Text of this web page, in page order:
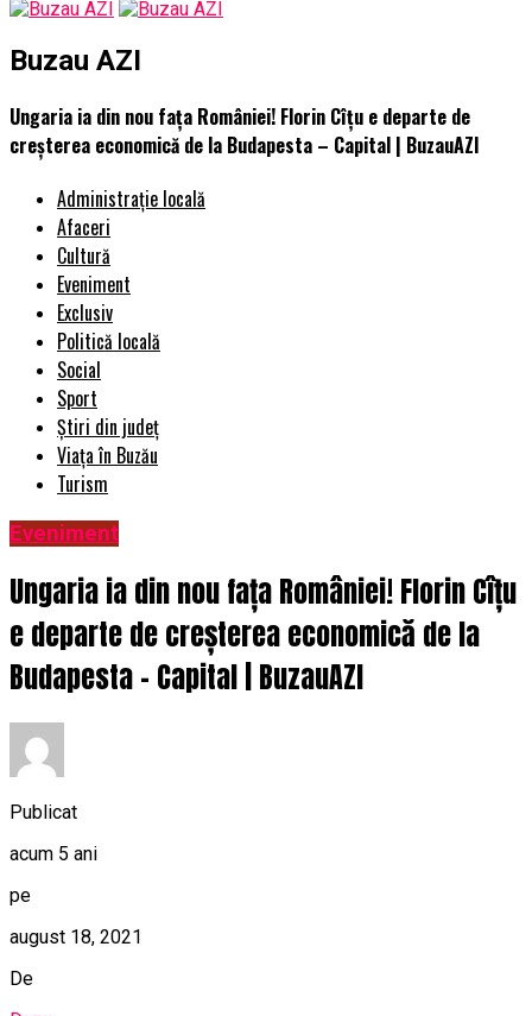
Buzau AZI
Ungaria ia din nou fața României! Florin Cîțu e departe de
creșterea economică de la Budapesta – Capital | BuzauAZI
Administrație locală
Afaceri
Cultură
Eveniment
Exclusiv
Politică locală
Social
Sport
Știri din județ
Viața în Buzău
Turism
Eveniment
Ungaria ia din nou fața României! Florin Cîțu
e departe de creșterea economică de la
Budapesta – Capital | BuzauAZI
Publicat
acum 5 ani
pe
august 18, 2021
De